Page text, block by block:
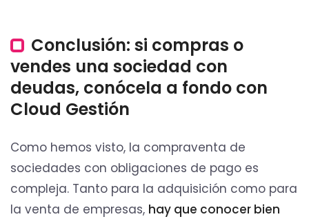
Conclusión: si compras o
vendes una sociedad con
deudas, conócela a fondo con
Cloud Gestión
Como hemos visto, la compraventa de
sociedades con obligaciones de pago es
compleja. Tanto para la adquisición como para
la venta de empresas, hay que conocer bien